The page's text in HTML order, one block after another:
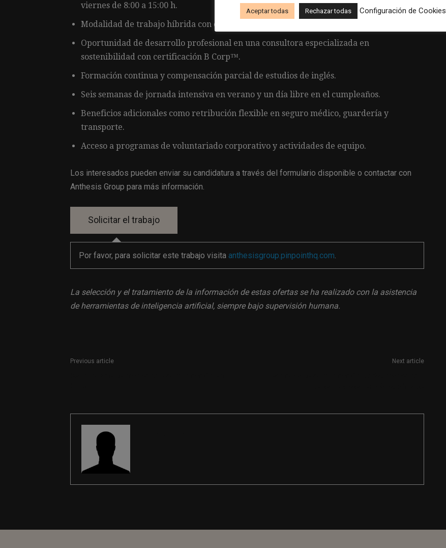
viernes de 8:00 a 15:00 h.
Modalidad de trabajo híbrida con oficinas en Barcelona.
Oportunidad de desarrollo profesional en una consultora especializada en
sostenibilidad con certificación B Corp™.
Formación continua y compensación parcial de estudios de inglés.
Seis semanas de jornada intensiva en verano y un día libre en el cumpleaños.
Beneficios adicionales como retribución flexible en seguro médico, guardería y
transporte.
Acceso a programas de voluntariado corporativo y actividades de equipo.
Los interesados pueden enviar su candidatura a través del formulario disponible o contactar con
Anthesis Group para más información.
Por favor, para solicitar este trabajo visita anthesisgroup.pinpointhq.com
La selección y el tratamiento de la información de estas ofertas se ha realizado con la asistencia
de herramientas de inteligencia artificial, siempre bajo supervisión humana.
Previous article Next article
Aceptar todas Rechazar todas Configuración de Cookies